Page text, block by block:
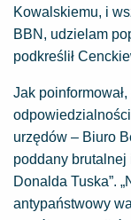
Kowalskiemu, i
BBN, udzielam
podkreślił
Jak
urzędów – Biuro
poddany
Donalda Tuska”.
antypaństwowy